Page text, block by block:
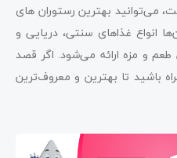
می‌توانید بهترین رستوران ‌های
انواع غذاهای سنتی، دریایی و
طعم و مزه ارائه می‌شود. اگر قصد
باشید تا بهترین و معروف‌ترین